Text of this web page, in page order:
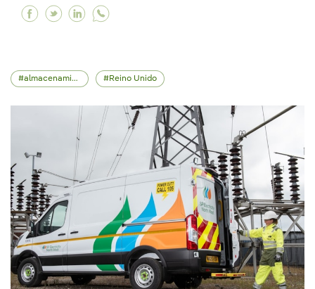
Facebook Neoenergia anuncia un plan
Twitter Neoenergia anuncia un plan
Linkedin Neoenergia anuncia un plan
almacenamiento energético Reino Unido